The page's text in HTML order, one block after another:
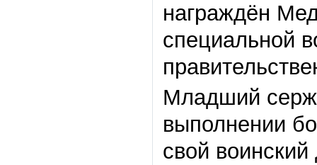
награждён
специальной
Младший
выполнении
свой